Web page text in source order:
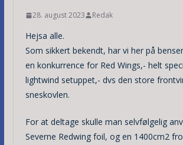
28. august 2023 Redak
Hejsa alle.
Som sikkert bekendt, har vi her på
en konkurrence for Red Wings,- helt
lightwind setuppet,- dvs den store
sneskovlen.
For at deltage skulle man selvfølgelig
Severne Redwing foil, og en 1400cm2